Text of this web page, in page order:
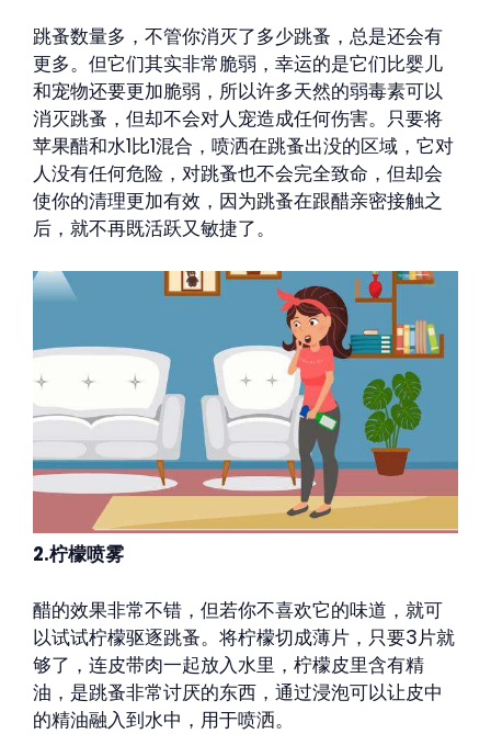
跳蚤数量多，不管你消灭了多少跳蚤，总是还会有
更多。但它们其实非常脆弱，幸运的是它们比婴儿
和宠物还要更加脆弱，所以许多天然的弱毒素可以
消灭跳蚤，但却不会对人宠造成任何伤害。只要将
苹果醋和水1比1混合，喷洒在跳蚤出没的区域，它对
人没有任何危险，对跳蚤也不会完全致命，但却会
使你的清理更加有效，因为跳蚤在跟醋亲密接触之
后，就不再既活跃又敏捷了。
2.柠檬喷雾
醋的效果非常不错，但若你不喜欢它的味道，就可
以试试柠檬驱逐跳蚤。将柠檬切成薄片，只要3片就
够了，连皮带肉一起放入水里，柠檬皮里含有精
油，是跳蚤非常讨厌的东西，通过浸泡可以让皮中
的精油融入到水中，用于喷洒。